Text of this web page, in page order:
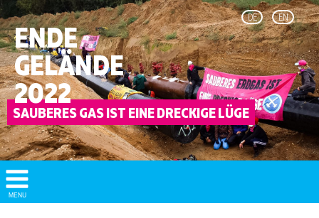
DE EN
ENDE
GELÄNDE
2022
Show/
Hide
MENU